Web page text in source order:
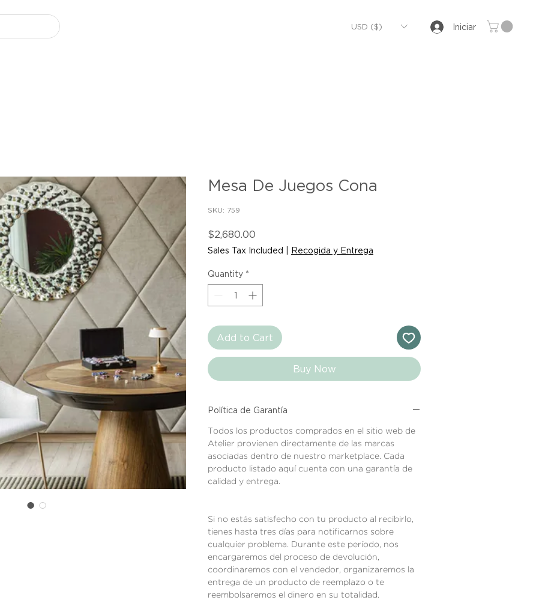
USD ($) Iniciar
Mesa De Juegos Cona
SKU: 759
$2,680.00
Sales Tax Included Recogida y Entrega
Quantity *
Add to Cart
Buy Now
Política de Garantía
Todos los productos comprados en el sitio web de
Atelier provienen directamente de las marcas
asociadas dentro de nuestro marketplace. Cada
producto listado aquí cuenta con una garantía de
calidad y entrega.
Si no estás satisfecho con tu producto al recibirlo,
tienes hasta tres días para notificarnos sobre
cualquier problema. Durante este período, nos
encargaremos del proceso de devolución,
coordinaremos con el vendedor, organizaremos la
entrega de un producto de reemplazo o te
reembolsaremos el dinero en su totalidad.